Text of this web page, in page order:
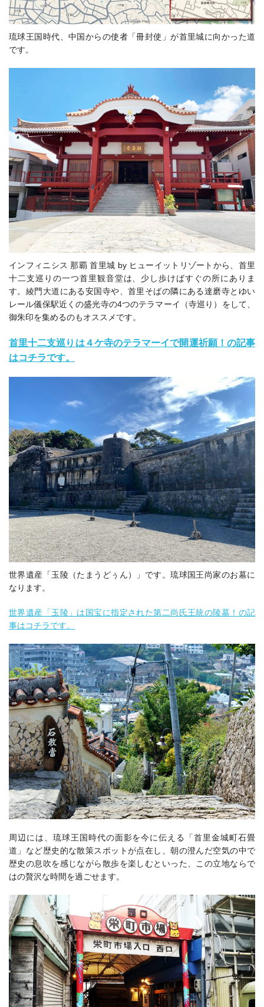
琉球王国時代、中国からの使者「冊封使」が首里城に向かった道
です。
インフィニシス 那覇 首里城 by ヒューイットリゾートから、首里
十二支巡りの一つ首里観音堂は、少し歩けばすぐの所にありま
す。綾門大道にある安国寺や、首里そばの隣にある達磨寺とゆい
レール儀保駅近くの盛光寺の4つのテラマーイ（寺巡り）をして、
御朱印を集めるのもオススメです。
首里十二支巡りは４ケ寺のテラマーイで開運祈願！の記事
はコチラです。
世界遺産「玉陵（たまうどぅん）」です。琉球国王尚家のお墓に
なります。
世界遺産「玉陵」は国宝に指定された第二尚氏王統の陵墓！の記
事はコチラです。
周辺には、琉球王国時代の面影を今に伝える「首里金城町石畳
道」など歴史的な散策スポットが点在し、朝の澄んだ空気の中で
歴史の息吹を感じながら散歩を楽しむといった、この立地ならで
はの贅沢な時間を過ごせます。